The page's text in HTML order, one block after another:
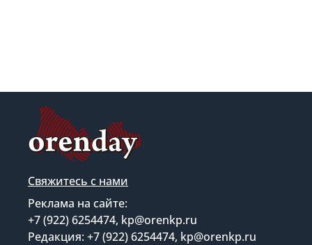
Свяжитесь с нами
Реклама на сайте:
+7 (922) 6254474, kp@orenkp.ru
Редакция: +7 (922) 6254474, kp@orenkp.ru